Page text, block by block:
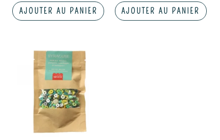
AJOUTER AU PANIER AJOUTER AU PANIER